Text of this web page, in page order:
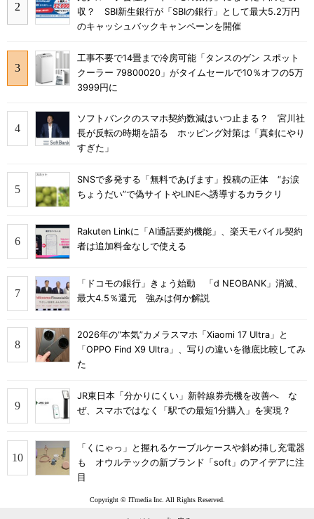
収？ SBI新生銀行が「SBIの銀行」として最大5.2万円
のキャッシュバックキャンペーンを開催
工事不要で14畳まで冷房可能「タンスのゲン スポット
クーラー 79800020」がタイムセールで10％オフの5万
3999円に
ソフトバンクのスマホ契約数減はいつ止まる？ 宮川社
長が反転の時期を語る ホッピング対策は「真剣にやり
すぎた」
SNSで多発する「無料であげます」投稿の正体 “お涙
ちょうだい”で偽サイトやLINEへ誘導するカラクリ
Rakuten Linkに「AI通話要約機能」、楽天モバイル契約
者は追加料金なしで使える
「ドコモの銀行」きょう始動 「d NEOBANK」消滅、
最大4.5％還元 強みは何か解説
2026年の“本気”カメラスマホ「Xiaomi 17 Ultra」と
「OPPO Find X9 Ultra」、写りの違いを徹底比較してみ
た
JR東日本「分かりにくい」新幹線券売機を改善へ な
ぜ、スマホではなく「駅での最短1分購入」を実現？
「くにゃっ」と握れるケーブルケースや斜め挿し充電器
も オウルテックの新ブランド「soft」のアイデアに注
目
Copyright © ITmedia Inc. All Rights Reserved.